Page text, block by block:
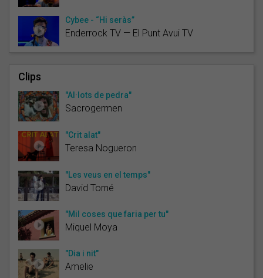
Cybee - “Hi seràs”
Enderrock TV — El Punt Avui TV
Clips
"Al·lots de pedra"
Sacrogermen
"Crit alat"
Teresa Nogueron
"Les veus en el temps"
David Torné
"Mil coses que faria per tu"
Miquel Moya
"Dia i nit"
Amelie